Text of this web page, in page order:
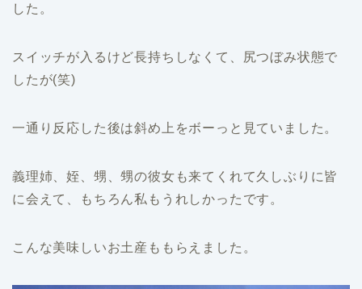
した。
スイッチが入るけど長持ちしなくて、尻つぼみ状態で
したが(笑)
一通り反応した後は斜め上をボーっと見ていました。
義理姉、姪、甥、甥の彼女も来てくれて久しぶりに皆
に会えて、もちろん私もうれしかったです。
こんな美味しいお土産ももらえました。